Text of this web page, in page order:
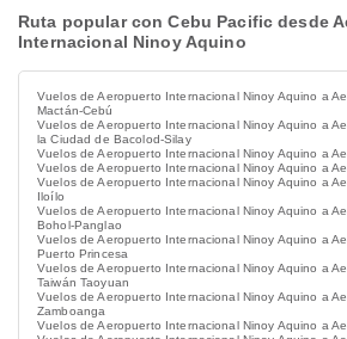
Ruta popular con Cebu Pacific desde
Internacional Ninoy Aquino
Vuelos de Aeropuerto Internacional Ninoy Aquino a
Mactán-Cebú
Vuelos de Aeropuerto Internacional Ninoy Aquino a
la Ciudad de Bacolod-Silay
Vuelos de Aeropuerto Internacional Ninoy Aquino a
Vuelos de Aeropuerto Internacional Ninoy Aquino a
Vuelos de Aeropuerto Internacional Ninoy Aquino a
Iloílo
Vuelos de Aeropuerto Internacional Ninoy Aquino a
Bohol-Panglao
Vuelos de Aeropuerto Internacional Ninoy Aquino a
Puerto Princesa
Vuelos de Aeropuerto Internacional Ninoy Aquino a
Taiwán Taoyuan
Vuelos de Aeropuerto Internacional Ninoy Aquino a
Zamboanga
Vuelos de Aeropuerto Internacional Ninoy Aquino a